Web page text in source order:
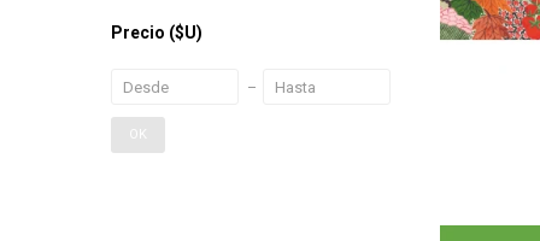
Precio ($U)
OK